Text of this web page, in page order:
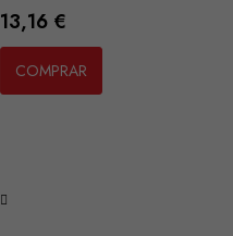
Preço
13,16 €
COMPRAR